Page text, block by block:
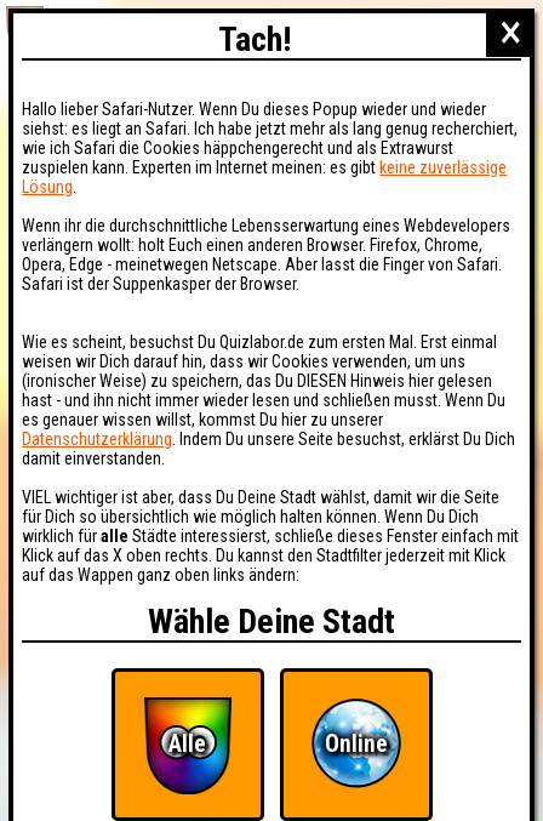
×
Tach!
Hallo lieber Safari-Nutzer. Wenn Du dieses Popup wieder und wieder
siehst: es liegt an Safari. Ich habe jetzt mehr als lang genug recherchiert,
wie ich Safari die Cookies häppchengerecht und als Extrawurst
zuspielen kann. Experten im Internet meinen: es gibt keine zuverlässige
Lösung
Wenn ihr die durchschnittliche Lebensserwartung eines Webdevelopers
verlängern wollt: holt Euch einen anderen Browser. Firefox, Chrome,
Opera, Edge - meinetwegen Netscape. Aber lasst die Finger von Safari.
Safari ist der Suppenkasper der Browser.
Wie es scheint, besuchst Du Quizlabor.de zum ersten Mal. Erst einmal
weisen wir Dich darauf hin, dass wir Cookies verwenden, um uns
(ironischer Weise) zu speichern, das Du DIESEN Hinweis hier gelesen
hast - und ihn nicht immer wieder lesen und schließen musst. Wenn Du
es genauer wissen willst, kommst Du hier zu unserer
Datenschutzerklärung . Indem Du unsere Seite besuchst, erklärst Du Dich
damit einverstanden.
VIEL wichtiger ist aber, dass Du Deine Stadt wählst, damit wir die Seite
für Dich so übersichtlich wie möglich halten können. Wenn Du Dich
wirklich füralle Städte interessierst, schließe dieses Fenster einfach mit
Klick auf das X oben rechts. Du kannst den Stadtfilter jederzeit mit Klick
auf das Wappen ganz oben links ändern:
Wähle Deine Stadt
Alle Online